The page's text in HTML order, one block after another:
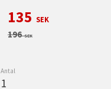
Nedsatt pris:
135 SEK
Ordinarie pris:
196SEK
Antal